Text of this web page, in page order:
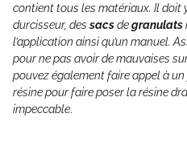
contient tous les matériaux. Il doit
durcisseur, dessacsdegranulats
l’application ainsi qu’un manuel.
pour ne pas avoir de mauvaises
pouvez également faire appel à
résine pour faire poser la résine
impeccable.